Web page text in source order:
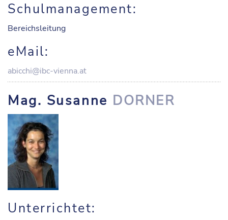
Schulmanagement:
Bereichsleitung
eMail:
abicchi@ibc-vienna.at
Mag. Susanne DORNER
Unterrichtet: